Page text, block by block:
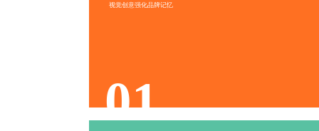
视觉创意强化品牌记忆
01